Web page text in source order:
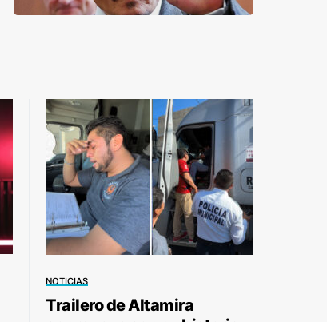
NOTICIAS
Trailero de Altamira